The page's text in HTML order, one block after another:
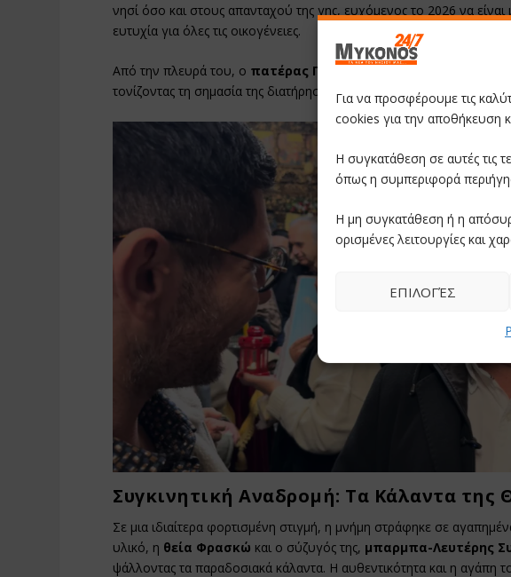
Για να προσφέρουμε τις
cookies για την αποθήκευση
Η συγκατάθεση σε αυτές τις
όπως η συμπεριφορά
Η μη συγκατάθεση ή η
ορισμένες λειτουργίες και
ΕΠΙΛΟΓΈΣ
νησί όσο και στους απανταχού της γης, ευχόμενος το 2026 να είναι
ευτυχία για όλες τις οικογένειες.
Από την πλευρά του, ο πατέρας Πέτρος Μαραγκός
τονίζοντας τη σημασία της διατήρησης των εθίμων που συνδέουν
Συγκινητική Αναδρομή: Τα Κάλαντα της
Σε μια ιδιαίτερα φορτισμένη στιγμή, η μνήμη στράφηκε σε
υλικό, η θεία Φρασκώ και ο σύζυγός της, μπαρμπα-Λευτέρης
ψάλλοντας τα παραδοσιακά κάλαντα. Η αυθεντικότητα και η αγάπη